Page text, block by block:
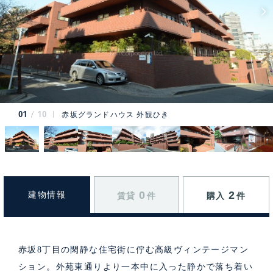
01 10 赤坂グランドハウス 外観ひき
建物情報 賃貸 0 件 購入 2 件
赤坂8丁目の閑静な住宅街に佇む高級ヴィンテージマン
ション。外苑東通りより一本中に入った静かで落ち着い